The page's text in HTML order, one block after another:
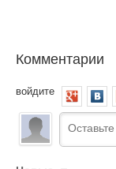
Комментарии
войдите